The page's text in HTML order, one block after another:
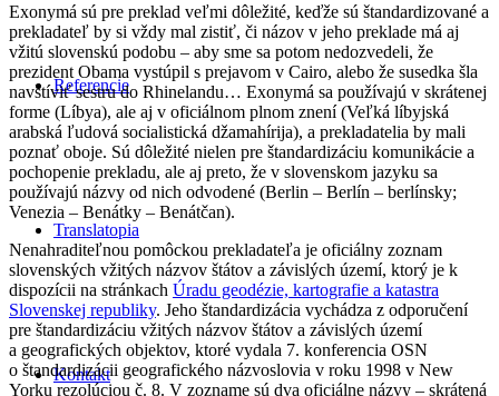
Referencie
Translatopia
Kontakt
Exonymá sú pre preklad veľmi dôležité, keďže sú štandardizované a
prekladateľ by si vždy mal zistiť, či názov v jeho preklade má aj
vžitú slovenskú podobu – aby sme sa potom nedozvedeli, že
prezident Obama vystúpil s prejavom v Cairo, alebo že susedka šla
navštíviť sestru do Rhinelandu… Exonymá sa používajú v skrátenej
forme (Líbya), ale aj v oficiálnom plnom znení (Veľká líbyjská
arabská ľudová socialistická džamahírija), a prekladatelia by mali
poznať oboje. Sú dôležité nielen pre štandardizáciu komunikácie a
pochopenie prekladu, ale aj preto, že v slovenskom jazyku sa
používajú názvy od nich odvodené (Berlin – Berlín – berlínsky;
Venezia – Benátky – Benátčan).
Nenahraditeľnou pomôckou prekladateľa je oficiálny zoznam
slovenských vžitých názvov štátov a závislých území, ktorý je k
dispozícii na stránkach Úradu geodézie, kartografie a katastra
Slovenskej republiky. Jeho štandardizácia vychádza z odporučení
pre štandardizáciu vžitých názvov štátov a závislých území
a geografických objektov, ktoré vydala 7. konferencia OSN
o štandardizácii geografického názvoslovia v roku 1998 v New
Yorku rezolúciou č. 8. V zozname sú dva oficiálne názvy – skrátená